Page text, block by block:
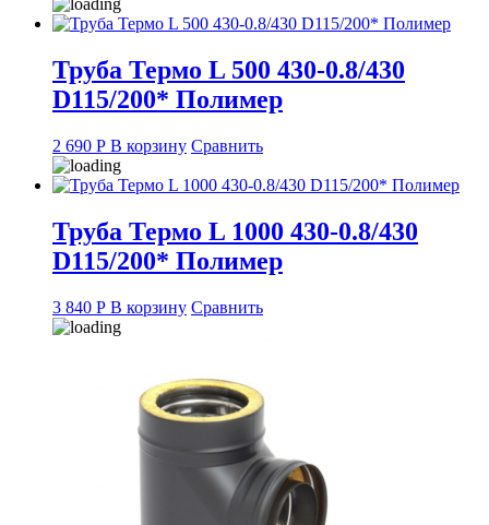
Труба Термо L 500 430-0.8/430
D115/200* Полимер
2 690 Р В корзину Сравнить
Труба Термо L 1000 430-0.8/430
D115/200* Полимер
3 840 Р В корзину Сравнить